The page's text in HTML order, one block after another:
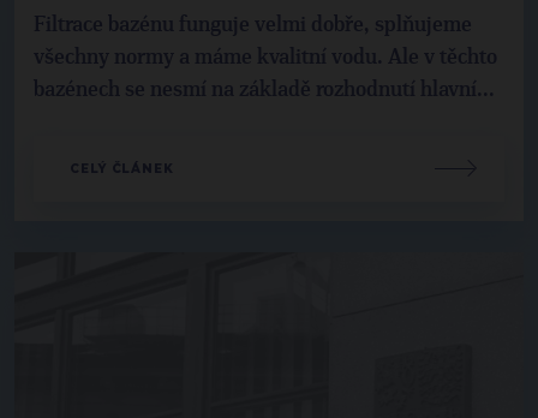
Filtrace bazénu funguje velmi dobře, splňujeme
všechny normy a máme kvalitní vodu. Ale v těchto
bazénech se nesmí na základě rozhodnutí hlavní...
CELÝ ČLÁNEK